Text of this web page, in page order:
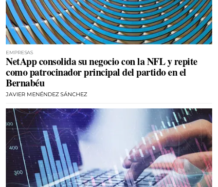
EMPRESAS
NetApp consolida su negocio con la NFL y repite
como patrocinador principal del partido en el
Bernabéu
JAVIER MENÉNDEZ SÁNCHEZ